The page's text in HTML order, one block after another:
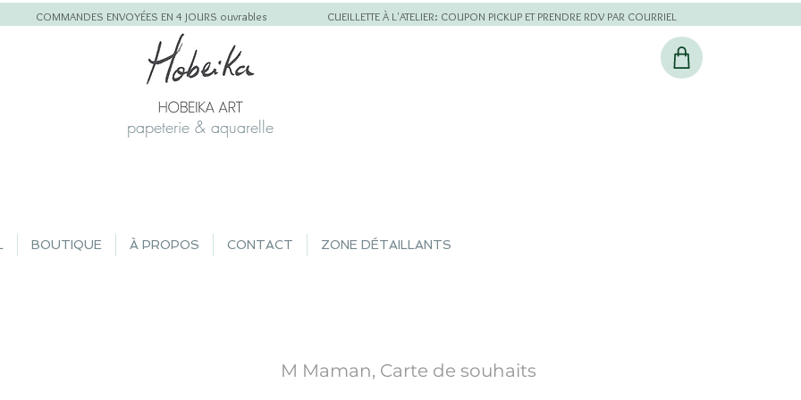
COMMANDES ENVOYÉES EN 4 JOURS ouvrables CUEILLETTE À L'ATELIER: COUPON PICKUP ET PRENDRE RDV PAR COURRIEL
papeterie & aquarelle
BOUTIQUE À PROPOS CONTACT ZONE DÉTAILLANTS
M Maman, Carte de souhaits